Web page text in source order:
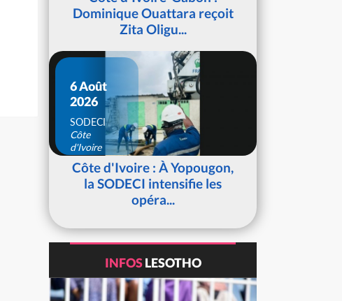
Dominique Ouattara reçoit
Zita Oligu...
6 Août
2026
SODECI
Côte
d'Ivoire
Côte d'Ivoire : À Yopougon,
la SODECI intensifie les
opéra...
INFOSLESOTHO